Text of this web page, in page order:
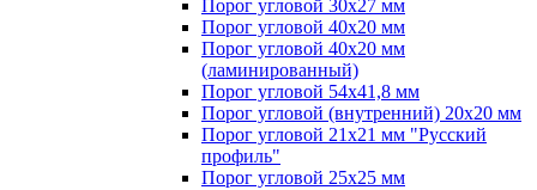
Порог угловой 30х27 мм
Порог угловой 40х20 мм
Порог угловой 40х20 мм
(ламинированный)
Порог угловой 54х41,8 мм
Порог угловой (внутренний) 20х20 мм
Порог угловой 21х21 мм "Русский
профиль"
Порог угловой 25х25 мм